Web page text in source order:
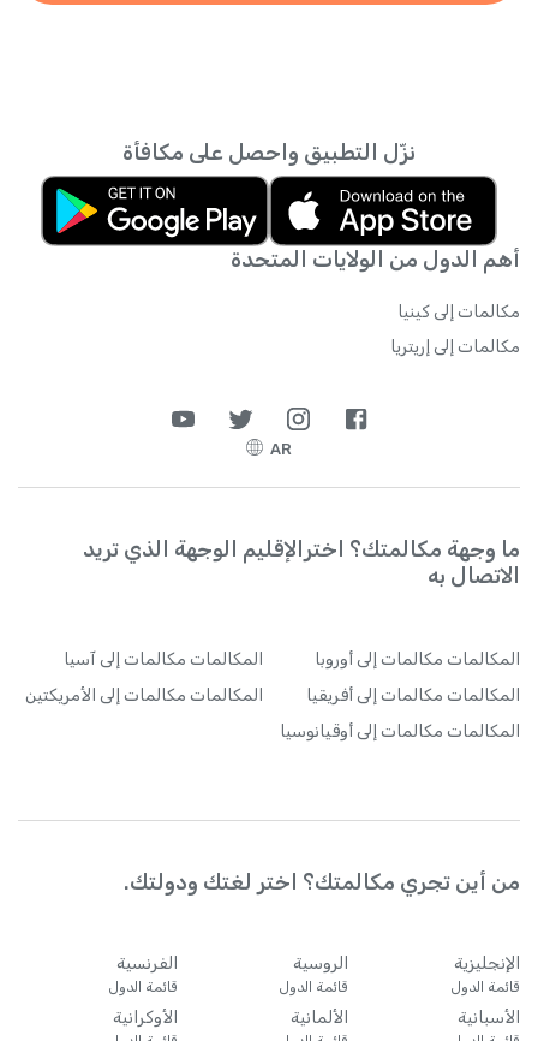
أهم الدول من الولايات المتحدة
مكالمات إلى كينيا
مكالمات إلى إريتريا
نزّل التطبيق واحصل على مكافأة
AR
ما وجهة مكالمتك؟ اخترالإقليم الوجهة الذي تريد
الاتصال به
المكالمات مكالمات إلى أوروبا المكالمات مكالمات إلى آسيا
المكالمات مكالمات إلى أفريقيا المكالمات مكالمات إلى الأمريكتين
المكالمات مكالمات إلى أوقيانوسيا
من أين تجري مكالمتك؟ اختر لغتك ودولتك.
الإنجليزية
قائمة الدول
الروسية
قائمة الدول
الفرنسية
قائمة الدول
الأسبانية الألمانية الأوكرانية